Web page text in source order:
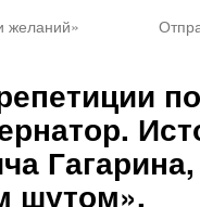
желаний»
шутом».